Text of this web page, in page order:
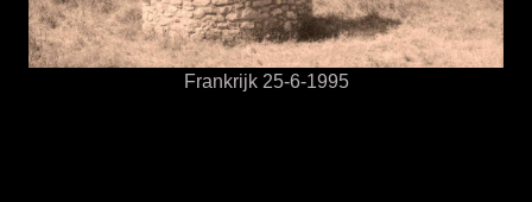
Frankrijk 25-6-1995